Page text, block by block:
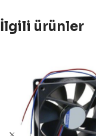
İlgili ürünler